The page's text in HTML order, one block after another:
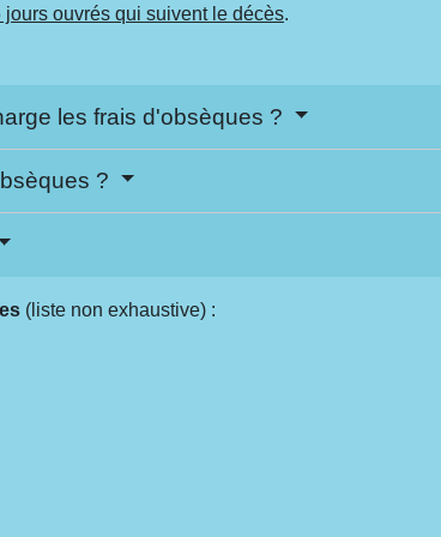
jours ouvrés qui suivent le décès.
les frais d'obsèques ?
?
(liste non exhaustive) :